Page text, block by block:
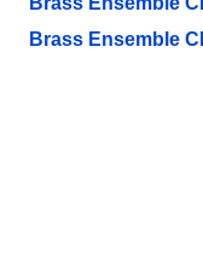
Brass Ensemble